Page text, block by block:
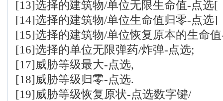
[13]选择的建筑物/单位无限生命值-点选[
[14]选择的建筑物/单位生命值归零-点选]
[15]选择的建筑物/单位恢复原本的生命
[16]选择的单位无限弹药/炸弹-点选;
[17]威胁等级最大-点选,
[18]威胁等级归零-点选.
[19]威胁等级恢复原状-点选数字键/